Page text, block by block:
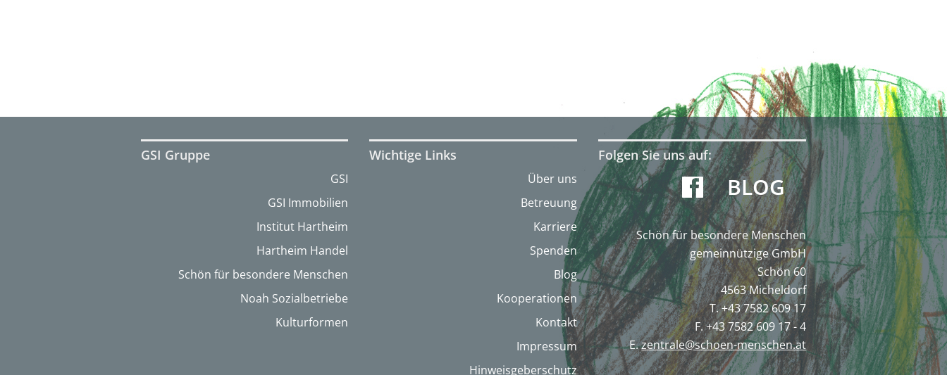
GSI Gruppe
GSI
GSI Immobilien
Institut Hartheim
Hartheim Handel
Schön für besondere Menschen
Noah Sozialbetriebe
Kulturformen
Wichtige Links
Über uns
Betreuung
Karriere
Spenden
Blog
Kooperationen
Kontakt
Impressum
Hinweisgeberschutz
Folgen Sie uns auf:
BLOG
Schön für besondere Menschen
gemeinnützige GmbH
Schön 60
4563 Micheldorf
T. +43 7582 609 17
F. +43 7582 609 17 - 4
E.zentrale@schoen-menschen.at